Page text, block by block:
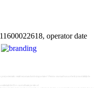
operator date
preț orientativ retail recomandat de importator! Pentru cea mai buna ofertă și modalități de
de Dvs. sunt afisate pe site-ul